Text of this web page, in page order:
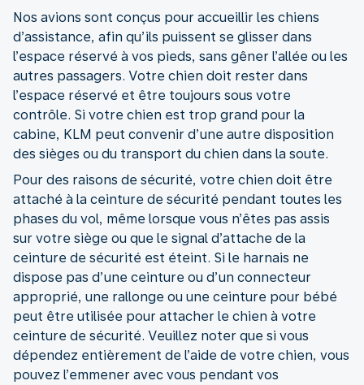
Nos avions sont conçus pour accueillir les chiens
d’assistance, afin qu’ils puissent se glisser dans
l’espace réservé à vos pieds, sans gêner l’allée ou les
autres passagers. Votre chien doit rester dans
l’espace réservé et être toujours sous votre
contrôle. Si votre chien est trop grand pour la
cabine, KLM peut convenir d’une autre disposition
des sièges ou du transport du chien dans la soute.
Pour des raisons de sécurité, votre chien doit être
attaché à la ceinture de sécurité pendant toutes les
phases du vol, même lorsque vous n’êtes pas assis
sur votre siège ou que le signal d’attache de la
ceinture de sécurité est éteint. Si le harnais ne
dispose pas d’une ceinture ou d’un connecteur
approprié, une rallonge ou une ceinture pour bébé
peut être utilisée pour attacher le chien à votre
ceinture de sécurité. Veuillez noter que si vous
dépendez entièrement de l’aide de votre chien, vous
pouvez l’emmener avec vous pendant vos